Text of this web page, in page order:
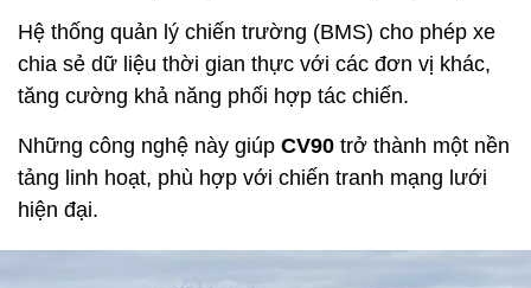
Hệ thống quản lý chiến trường (BMS) cho phép xe
chia sẻ dữ liệu thời gian thực với các đơn vị khác,
tăng cường khả năng phối hợp tác chiến.
Những công nghệ này giúp CV90 trở thành một nền
tảng linh hoạt, phù hợp với chiến tranh mạng lưới
hiện đại.